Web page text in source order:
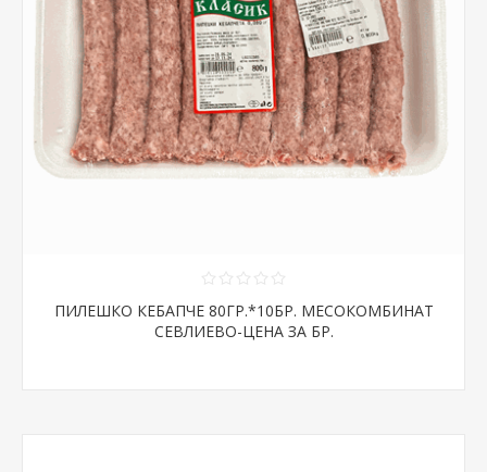
ПИЛЕШКО КЕБАПЧЕ 80ГР.*10БР. МЕСОКОМБИНАТ
СЕВЛИЕВО-ЦЕНА ЗА БР.